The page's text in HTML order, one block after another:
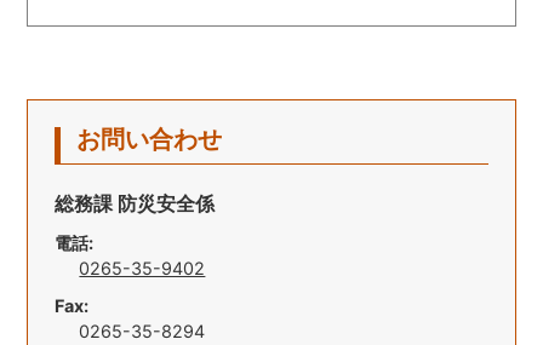
お問い合わせ
総務課 防災安全係
電話:
0265-35-9402
Fax:
0265-35-8294